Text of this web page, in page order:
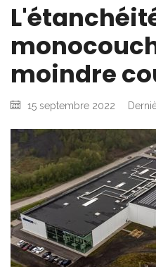
moindre
15 septembre 2022